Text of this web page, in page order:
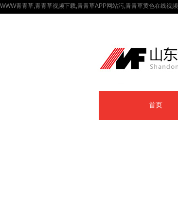
WWW青青草,青青草视频下载,青青草APP网站污,青青草黄色在线视频
首页